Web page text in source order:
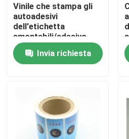
contattici
Richieda una citazione
Scatola di carta da stampa
Confezione regalo in carta
Vinile che stampa gli
autoadesivi
dell'etichetta
smontabili/adesivo
permanente su misura
Invia richiesta